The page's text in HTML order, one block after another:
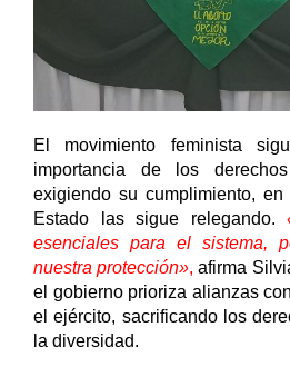
El movimiento feminista
importancia de los
exigiendo su cumplimiento, en
Estado las sigue relegando.
esenciales para el sistema,
nuestra protección», afirma
el gobierno prioriza alianzas
el ejército, sacrificando los
la diversidad.